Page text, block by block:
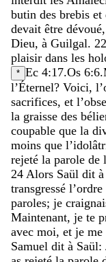
butin des brebis et
devait être dévoué,
Dieu, à Guilgal. 22
plaisir dans les
* Ec 4:17.Os 6:6.
l’Éternel? Voici,
sacrifices, et
la graisse des
coupable que la
moins que
rejeté la parole de
24 Alors Saül dit à
transgressé l’ordre
paroles; je
Maintenant, je te
avec moi, et je me
Samuel dit à Saül: